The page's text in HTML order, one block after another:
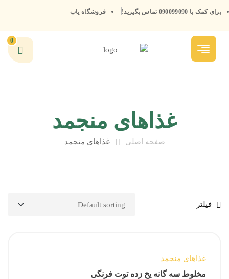
برای کمک با 090099090 تماس بگیرید! فروشگاه یاب
0
غذاهای منجمد
صفحه اصلی غذاهای منجمد
فیلتر
غذاهای منجمد
مخلوط سه گانه یخ زده توت فرنگی